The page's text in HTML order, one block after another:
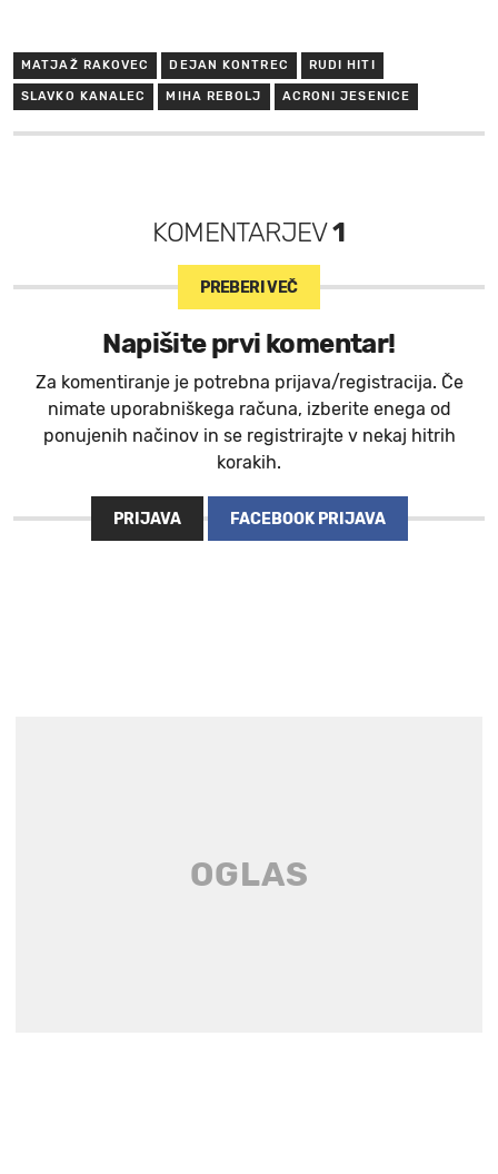
MATJAŽ RAKOVEC DEJAN KONTREC RUDI HITI
SLAVKO KANALEC MIHA REBOLJ ACRONI JESENICE
KOMENTARJEV1
PREBERI VEČ
Napišite prvi komentar!
Za komentiranje je potrebna prijava/registracija. Če
nimate uporabniškega računa, izberite enega od
ponujenih načinov in se registrirajte v nekaj hitrih
korakih.
PRIJAVA FACEBOOK PRIJAVA